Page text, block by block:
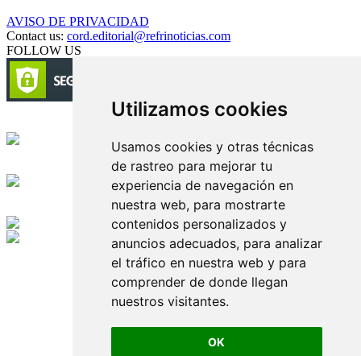
Utilizamos cookies
Usamos cookies y otras técnicas
de rastreo para mejorar tu
experiencia de navegación en
nuestra web, para mostrarte
contenidos personalizados y
anuncios adecuados, para analizar
el tráfico en nuestra web y para
comprender de donde llegan
nuestros visitantes.
OK
AVISO DE PRIVACIDAD
Contact us: cord.editorial@refrinoticias.com
FOLLOW US
Edición digital con tecnología
Playa Revolcadero 222 Col. Reforma Iztaccihuatl Norte C.P. 08810
CIUDAD DE MEXICO
Conmutador CIUDAD DE MEXICO (+52) 555 740 4476, 555 740
© 2000-2026 BURO DE MERCADOTECNIA DEL CENTRO,
S.A. Todos los derechos reservados
Todos los nombres, marcas, logotipos, productos e imagenes
mencionados son propiedad de sus respectivos dueños